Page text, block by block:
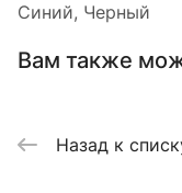
Синий, Черный
Вам также
Назад к